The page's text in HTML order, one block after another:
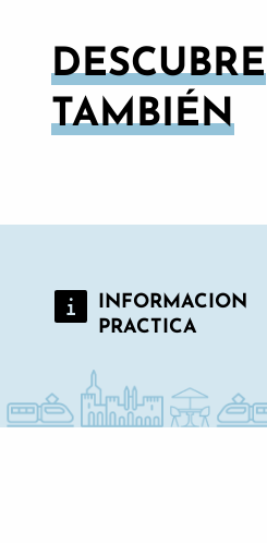
DESCUBRE
TAMBIÉN
INFORMACION
PRACTICA